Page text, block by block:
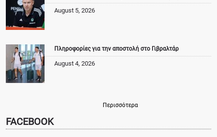
August 5, 2026
Πληροφορίες για την αποστολή στο Γιβραλτάρ
August 4, 2026
Περισσότερα
FACEBOOK